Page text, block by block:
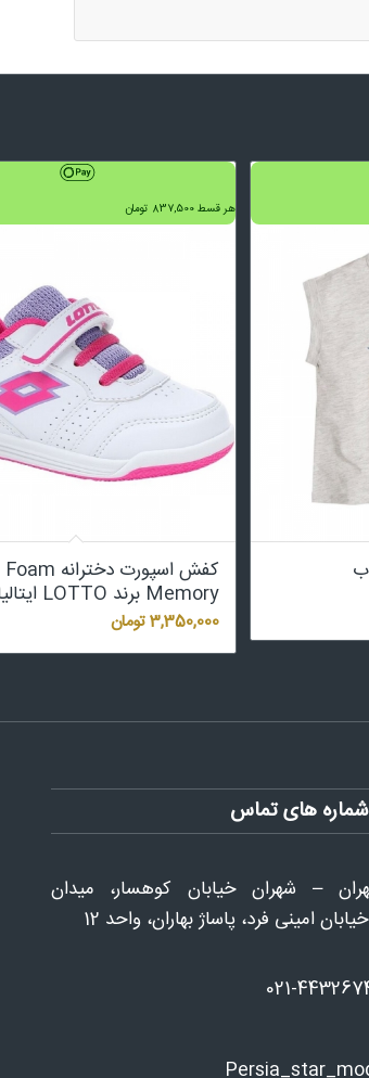
هر قسط837,500 تومان
کفش اسپورت دخترانه Foam
Memory برند LOTTO ایتالیا
3,350,000تومان
های تماس
– شهران خیابان کوهسار، میدان
امینی فرد، پاساژ بهاران، واحد 12
021-